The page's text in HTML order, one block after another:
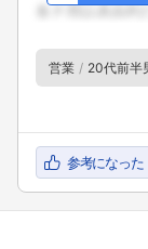
営業 20代前半
参考になった